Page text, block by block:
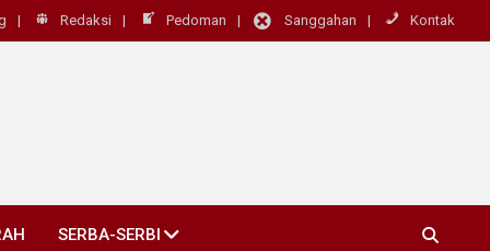
Redaksi Pedoman Sanggahan Kontak
SERBA-SERBI